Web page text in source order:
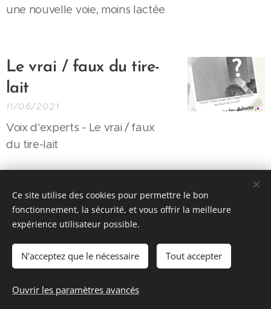
une nouvelle voie, moins lactée
Le vrai / faux du tire-
lait
11/06/2021
Voix d'experts - Le vrai / faux
du tire-lait
Tabou magazine - M. Manard, Seraing Belgique
Cookies
Ce site utilise des cookies pour permettre le bon
fonctionnement, la sécurité, et vous offrir la meilleure
expérience utilisateur possible.
N'acceptez que le nécessaire Tout accepter
Ouvrir les paramètres avancés